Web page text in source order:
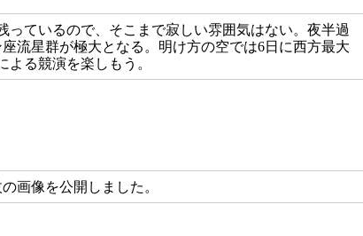
ているので、そこまで寂しい雰囲気はない。夜半過
流星群が極大となる。明け方の空では6日に西方最大
る競演を楽しもう。
画像を公開しました。